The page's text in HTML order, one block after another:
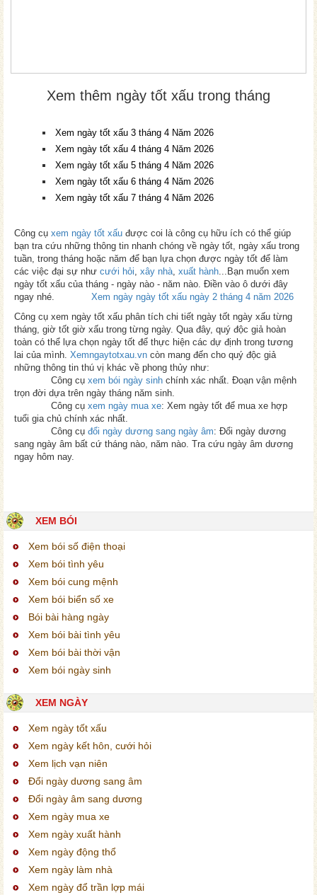
Xem thêm ngày tốt xấu trong tháng
Xem ngày tốt xấu 3 tháng 4 Năm 2026
Xem ngày tốt xấu 4 tháng 4 Năm 2026
Xem ngày tốt xấu 5 tháng 4 Năm 2026
Xem ngày tốt xấu 6 tháng 4 Năm 2026
Xem ngày tốt xấu 7 tháng 4 Năm 2026
Công cụ xem ngày tốt xấu được coi là công cụ hữu ích có thể giúp
bạn tra cứu những thông tin nhanh chóng về ngày tốt, ngày xấu trong
tuần, trong tháng hoặc năm để bạn lựa chọn được ngày tốt để làm
các việc đại sự như cưới hỏi, xây nhà, xuất hành...Bạn muốn xem
ngày tốt xấu của tháng - ngày nào - năm nào. Điền vào ô dưới đây
ngay nhé.
Xem ngày ngày tốt xấu ngày 2 tháng 4 năm 2026
Công cụ xem ngày tốt xấu phân tích chi tiết ngày tốt ngày xấu từng
tháng, giờ tốt giờ xấu trong từng ngày. Qua đây, quý độc giả hoàn
toàn có thể lựa chọn ngày tốt để thực hiện các dự định trong tương
lai của mình. Xemngaytotxau.vn còn mang đến cho quý độc giả
những thông tin thú vị khác về phong thủy như:
Công cụ xem bói ngày sinh chính xác nhất. Đoạn vận mệnh
trọn đời dựa trên ngày tháng năm sinh.
Công cụ xem ngày mua xe: Xem ngày tốt để mua xe hợp
tuổi gia chủ chính xác nhất.
Công cụ đổi ngày dương sang ngày âm: Đổi ngày dương
sang ngày âm bất cứ tháng nào, năm nào. Tra cứu ngày âm dương
ngay hôm nay.
XEM BÓI
Xem bói số điện thoại
Xem bói tình yêu
Xem bói cung mệnh
Xem bói biển số xe
Bói bài hàng ngày
Xem bói bài tình yêu
Xem bói bài thời vận
Xem bói ngày sinh
XEM NGÀY
Xem ngày tốt xấu
Xem ngày kết hôn, cưới hỏi
Xem lịch vạn niên
Đổi ngày dương sang âm
Đổi ngày âm sang dương
Xem ngày mua xe
Xem ngày xuất hành
Xem ngày động thổ
Xem ngày làm nhà
Xem ngày đổ trần lợp mái